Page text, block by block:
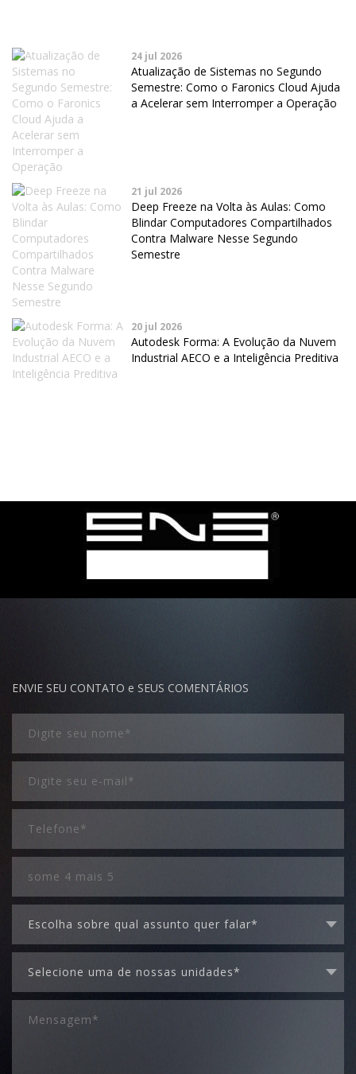
24 jul 2026
Atualização de Sistemas no Segundo
Semestre: Como o Faronics Cloud Ajuda
a Acelerar sem Interromper a Operação
21 jul 2026
Deep Freeze na Volta às Aulas: Como
Blindar Computadores Compartilhados
Contra Malware Nesse Segundo
Semestre
20 jul 2026
Autodesk Forma: A Evolução da Nuvem
Industrial AECO e a Inteligência Preditiva
ENVIE SEU CONTATO e SEUS COMENTÁRIOS